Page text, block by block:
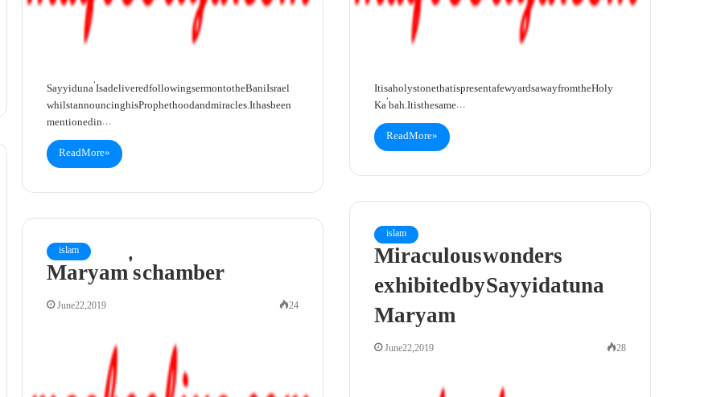
Sayyiduna ‘Isa delivered following sermon to the Bani Israel
whilst announcing his Prophethood and miracles. It has been
mentioned in…
Read More »
It is a holy stone that is present a few yards away from the Holy
Ka’bah. It is the same…
Read More »
islam
Miraculous wonders
exhibited by Sayyidatuna
Maryam
June 22, 2019 28
islam
Maryam’s chamber
June 22, 2019 24